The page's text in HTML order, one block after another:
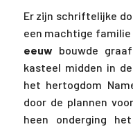
Er zijn schriftelijke
een machtige familie
eeuw bouwde
kasteel midden in
het hertogdom
door de plannen
heen onderging